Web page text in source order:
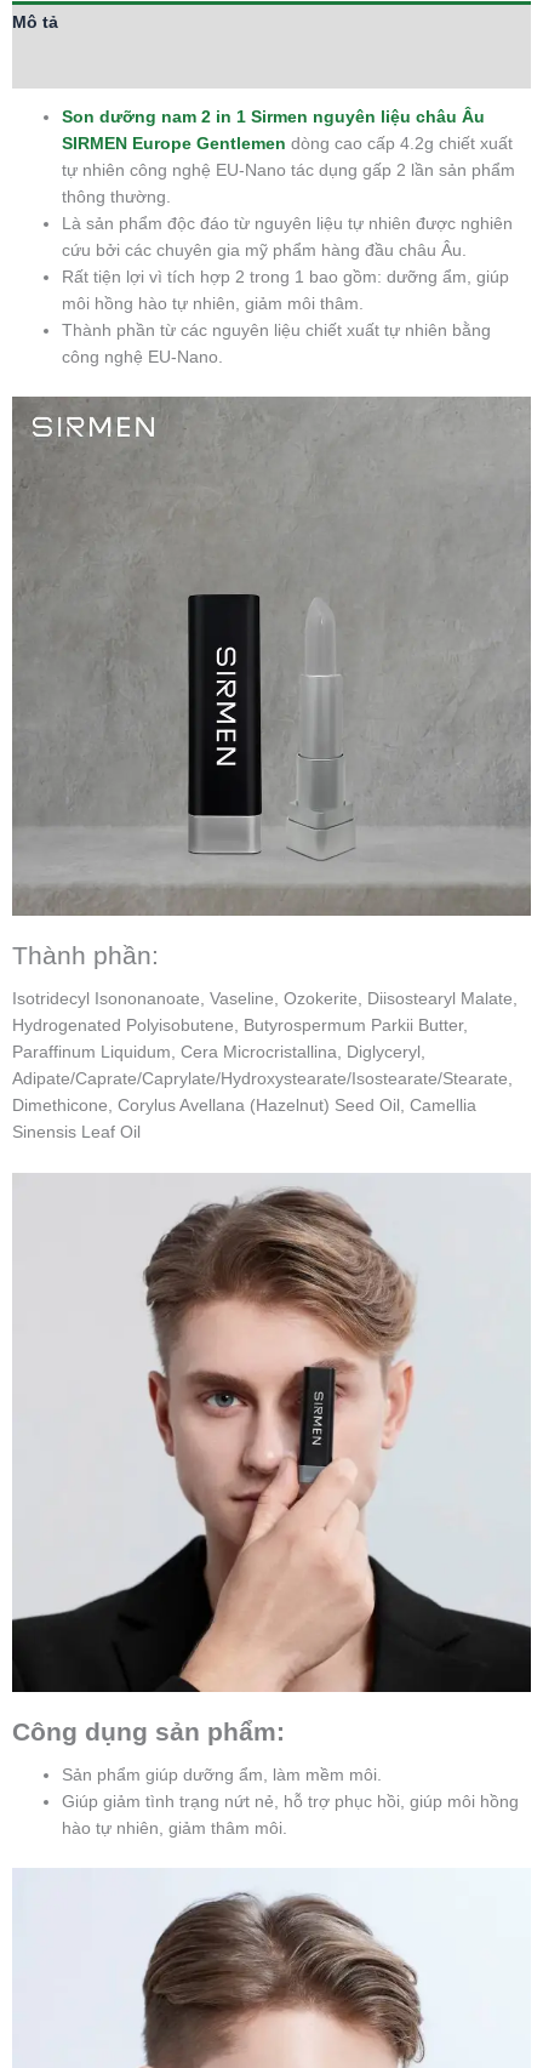
Mô tả
Son dưỡng nam 2 in 1 Sirmen nguyên liệu châu Âu
SIRMEN Europe Gentlemen dòng cao cấp 4.2g chiết xuất
tự nhiên công nghệ EU-Nano tác dụng gấp 2 lần sản phẩm
thông thường.
Là sản phẩm độc đáo từ nguyên liệu tự nhiên được nghiên
cứu bởi các chuyên gia mỹ phẩm hàng đầu châu Âu.
Rất tiện lợi vì tích hợp 2 trong 1 bao gồm: dưỡng ẩm, giúp
môi hồng hào tự nhiên, giảm môi thâm.
Thành phần từ các nguyên liệu chiết xuất tự nhiên bằng
công nghệ EU-Nano.
Thành phần:
Isotridecyl Isononanoate, Vaseline, Ozokerite, Diisostearyl Malate,
Hydrogenated Polyisobutene, Butyrospermum Parkii Butter,
Paraffinum Liquidum, Cera Microcristallina, Diglyceryl,
Adipate/Caprate/Caprylate/Hydroxystearate/Isostearate/Stearate,
Dimethicone, Corylus Avellana (Hazelnut) Seed Oil, Camellia
Sinensis Leaf Oil
Công dụng sản phẩm:
Sản phẩm giúp dưỡng ẩm, làm mềm môi.
Giúp giảm tình trạng nứt nẻ, hỗ trợ phục hồi, giúp môi hồng
hào tự nhiên, giảm thâm môi.